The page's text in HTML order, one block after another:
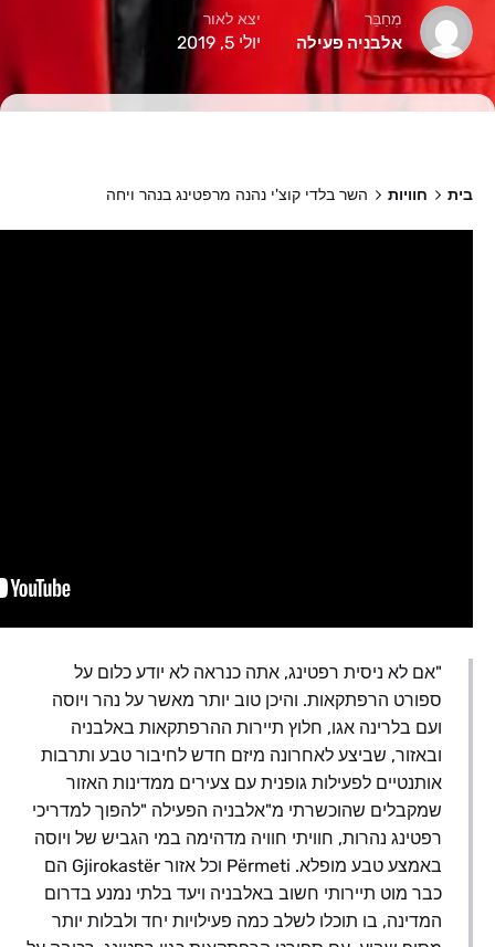
מְחַבֵּר
אלבניה פעילה
יצא לאור
יולי 5, 2019
בית חוויות השר בלדי קוצ'י נהנה מרפטינג בנהר ויחה
"אם לא ניסית רפטינג, אתה כנראה לא יודע כלום על
ספורט הרפתקאות. והיכן טוב יותר מאשר על נהר ויוסה
ועם בלרינה אגו, חלוץ תיירות ההרפתקאות באלבניה
ובאזור, שביצע לאחרונה מיזם חדש לחיבור טבע ותרבות
אותנטיים לפעילות גופנית עם צעירים ממדינות האזור
שמקבלים שהוכשרתי מ"אלבניה הפעילה "להפוך למדריכי
רפטינג נהרות, חוויתי חוויה מדהימה במי הגביש של ויוסה
באמצע טבע מופלא. Përmeti וכל אזור Gjirokastër הם
כבר מוט תיירותי חשוב באלבניה ויעד בלתי נמנע בדרום
המדינה, בו תוכלו לשלב כמה פעילויות יחד ולבלות יותר